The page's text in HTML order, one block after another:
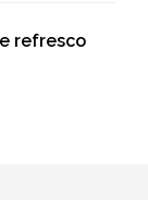
refresco